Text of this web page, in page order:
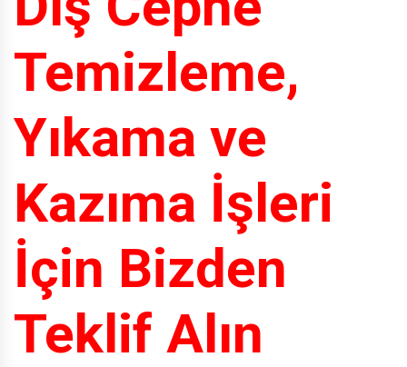
Temizleme,
Yıkama ve
Kazıma İşleri
İçin Bizden
Teklif Alın